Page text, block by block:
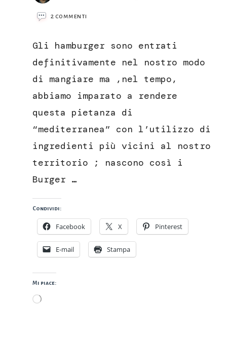
2 commenti
ceci
Gli hamburger sono entrati
definitivamente nel nostro modo
di mangiare ma ,nel tempo,
abbiamo imparato a rendere
questa pietanza di
“mediterranea” con l’utilizzo di
ingredienti più vicini al nostro
territorio ; nascono così i
Burger …
Condividi:
Facebook X Pinterest
E-mail Stampa
Mi piace:
Caricamento